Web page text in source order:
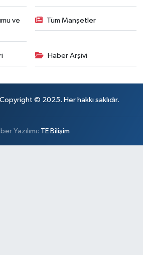
ve
Tüm Manşetler
Haber Arşivi
Copyright © 2025. Her hakkı saklıdır.
Yazılımı: TE Bilişim